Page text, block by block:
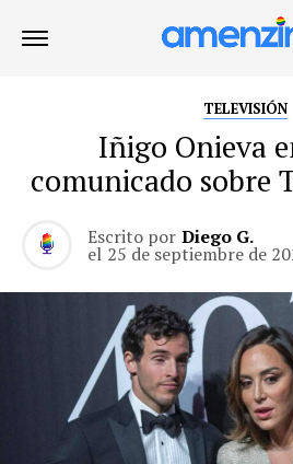
TELEVISIÓN
Iñigo Onieva
comunicado sobre
Escrito por Diego G.
el 25 de septiembre de